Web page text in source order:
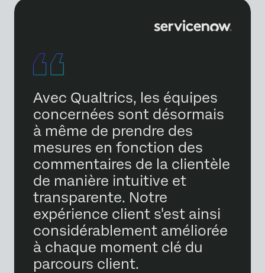
Avec Qualtrics, les équipes
concernées sont désormais
à même de prendre des
mesures en fonction des
commentaires de la clientèle
de manière intuitive et
transparente. Notre
expérience client s'est ainsi
considérablement améliorée
à chaque moment clé du
parcours client.